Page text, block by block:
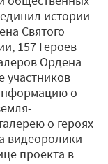
истории
Святого
157 Героев
Ордена
участников
о
о героях
видеоролики
проекта в